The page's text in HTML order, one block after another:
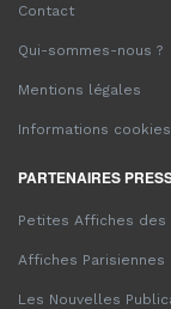
Contact
Qui-sommes-nous ?
Mentions légales
Informations cookies
PARTENAIRES
Petites Affiches des
Affiches Parisiennes
Les Nouvelles